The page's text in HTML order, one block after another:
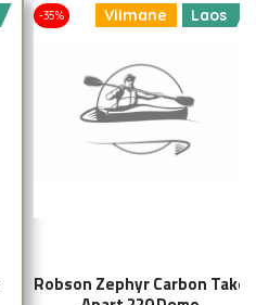
-35% Viimane Laos
Robson Zephyr Carbon Take